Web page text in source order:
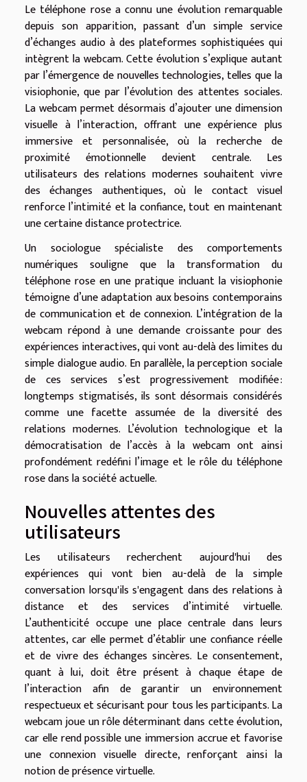
Le téléphone rose a connu une évolution remarquable
depuis son apparition, passant d’un simple service
d’échanges audio à des plateformes sophistiquées qui
intègrent la webcam. Cette évolution s’explique autant
par l’émergence de nouvelles technologies, telles que la
visiophonie, que par l’évolution des attentes sociales.
La webcam permet désormais d’ajouter une dimension
visuelle à l’interaction, offrant une expérience plus
immersive et personnalisée, où la recherche de
proximité émotionnelle devient centrale. Les
utilisateurs des relations modernes souhaitent vivre
des échanges authentiques, où le contact visuel
renforce l’intimité et la confiance, tout en maintenant
une certaine distance protectrice.
Un sociologue spécialiste des comportements
numériques souligne que la transformation du
téléphone rose en une pratique incluant la visiophonie
témoigne d’une adaptation aux besoins contemporains
de communication et de connexion. L’intégration de la
webcam répond à une demande croissante pour des
expériences interactives, qui vont au-delà des limites du
simple dialogue audio. En parallèle, la perception sociale
de ces services s’est progressivement modifiée :
longtemps stigmatisés, ils sont désormais considérés
comme une facette assumée de la diversité des
relations modernes. L’évolution technologique et la
démocratisation de l’accès à la webcam ont ainsi
profondément redéfini l’image et le rôle du téléphone
rose dans la société actuelle.
Nouvelles attentes des
utilisateurs
Les utilisateurs recherchent aujourd'hui des
expériences qui vont bien au-delà de la simple
conversation lorsqu'ils s'engagent dans des relations à
distance et des services d’intimité virtuelle.
L’authenticité occupe une place centrale dans leurs
attentes, car elle permet d’établir une confiance réelle
et de vivre des échanges sincères. Le consentement,
quant à lui, doit être présent à chaque étape de
l’interaction afin de garantir un environnement
respectueux et sécurisant pour tous les participants. La
webcam joue un rôle déterminant dans cette évolution,
car elle rend possible une immersion accrue et favorise
une connexion visuelle directe, renforçant ainsi la
notion de présence virtuelle.